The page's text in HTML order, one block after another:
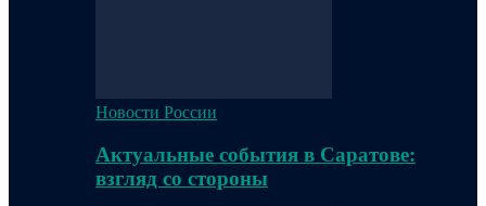
Новости России
Актуальные события в Саратове:
взгляд со стороны